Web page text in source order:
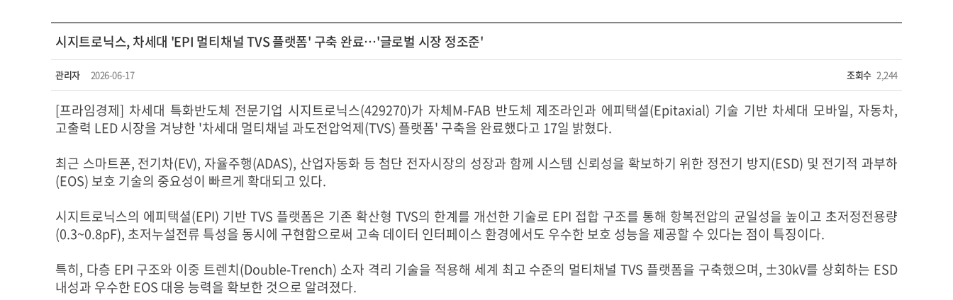
시지트로닉스, 차세대 'EPI 멀티채널 TVS 플랫폼' 구축 완료…'글로벌 시장 정조준'
관리자 2026-06-17 조회수 2,244
[프라임경제] 차세대 특화반도체 전문기업 시지트로닉스(429270)가 자체M-FAB 반도체 제조라인과 에피택셜(Epitaxial) 기술 기반 차세대 모바일, 자동차,
고출력 LED 시장을 겨냥한 '차세대 멀티채널 과도전압억제(TVS) 플랫폼' 구축을 완료했다고 17일 밝혔다.
최근 스마트폰, 전기차(EV), 자율주행(ADAS), 산업자동화 등 첨단 전자시장의 성장과 함께 시스템 신뢰성을 확보하기 위한 정전기 방지(ESD) 및 전기적 과부하
(EOS) 보호 기술의 중요성이 빠르게 확대되고 있다.
시지트로닉스의 에피택셜(EPI) 기반 TVS 플랫폼은 기존 확산형 TVS의 한계를 개선한 기술로 EPI 접합 구조를 통해 항복전압의 균일성을 높이고 초저정전용량
(0.3~0.8pF), 초저누설전류 특성을 동시에 구현함으로써 고속 데이터 인터페이스 환경에서도 우수한 보호 성능을 제공할 수 있다는 점이 특징이다.
특히, 다층 EPI 구조와 이중 트렌치(Double-Trench) 소자 격리 기술을 적용해 세계 최고 수준의 멀티채널 TVS 플랫폼을 구축했으며, ±30kV를 상회하는 ESD
내성과 우수한 EOS 대응 능력을 확보한 것으로 알려졌다.